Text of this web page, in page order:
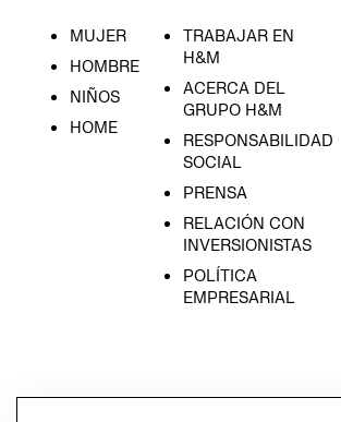
MUJER
HOMBRE
NIÑOS
HOME
TRABAJAR EN
H&M
ACERCA DEL
GRUPO H&M
RESPONSABILIDAD
SOCIAL
PRENSA
RELACIÓN CON
INVERSIONISTAS
POLÍTICA
EMPRESARIAL